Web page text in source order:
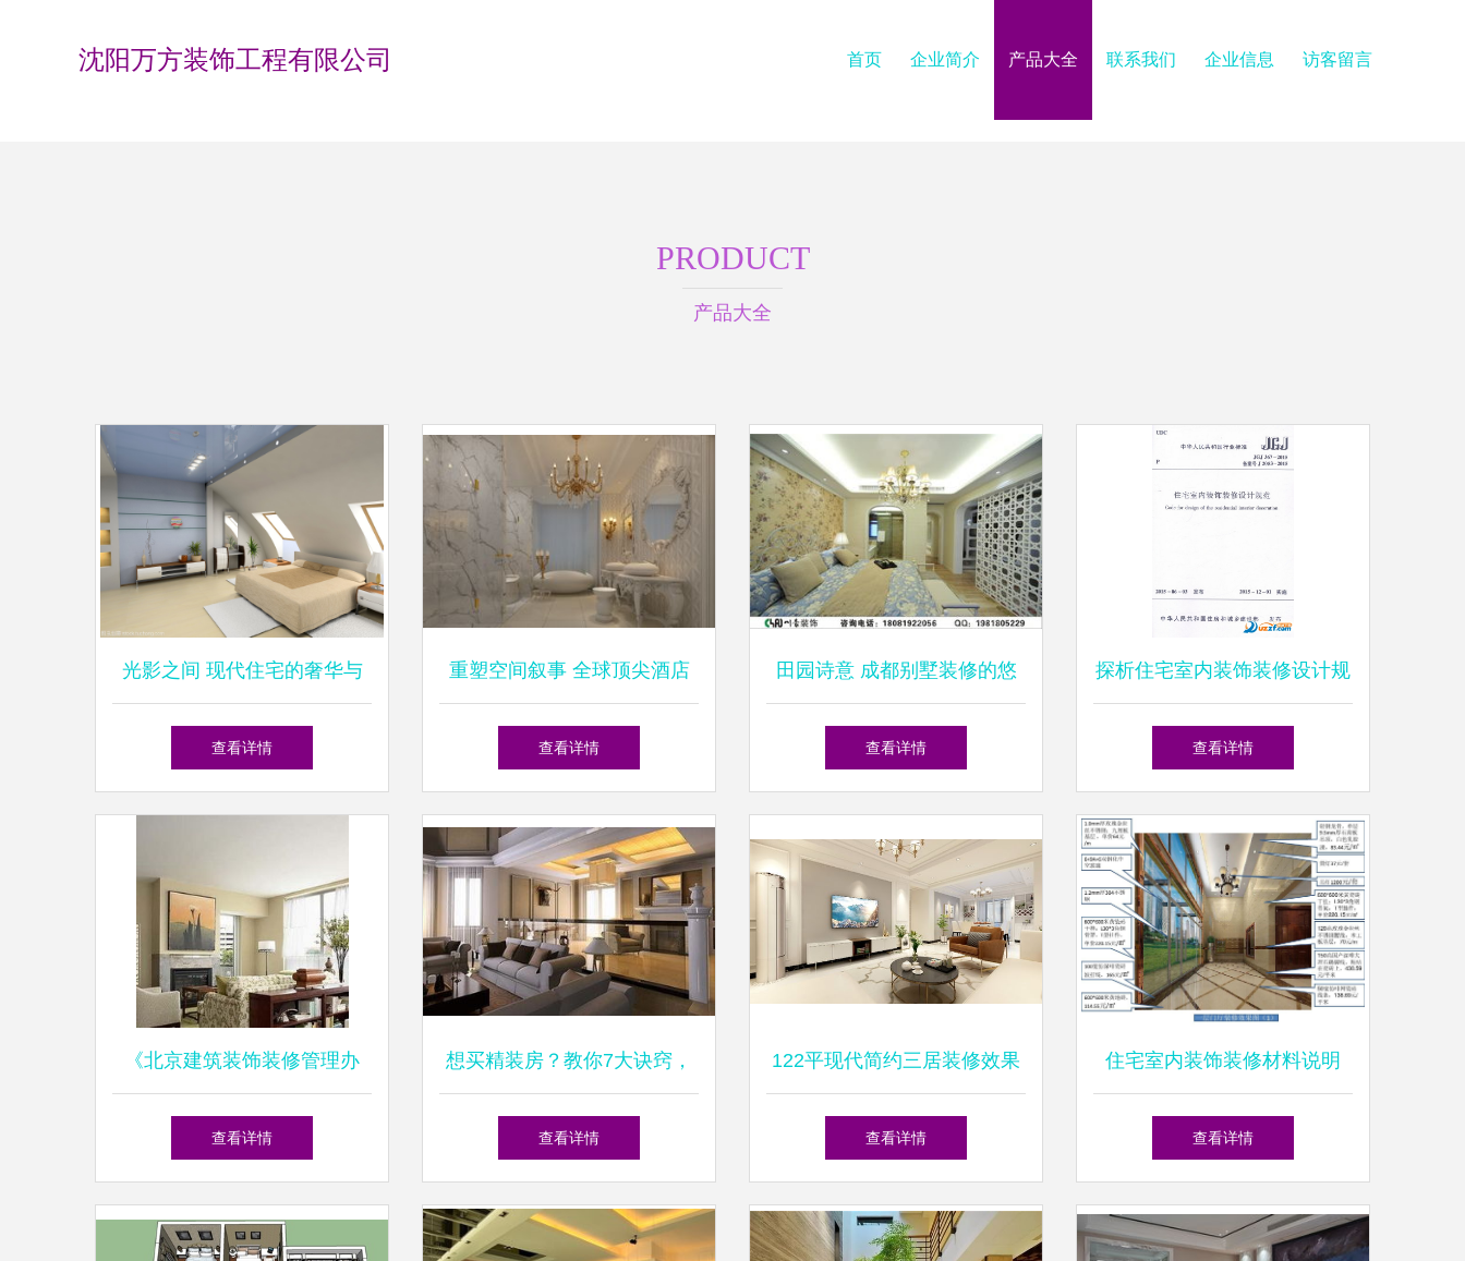
沈阳万方装饰工程有限公司 首页 企业简介 产品大全 联系我们 企业信息 访客留言
PRODUCT
产品大全
光影之间 现代住宅的奢华与
生活艺术
查看详情
重塑空间叙事 全球顶尖酒店
设计师及其标志性作品
查看详情
田园诗意 成都别墅装修的悠
然境界
查看详情
探析住宅室内装饰装修设计规
范JGJ 367-2015的核心要点
查看详情
《北京建筑装饰装修管理办
法》与住宅室内装饰装修解析
查看详情
想买精装房？教你7大诀窍，
注意4大问题不怕被忽悠
查看详情
122平现代简约三居装修效果
案例 平衡美学与实用性的生
查看详情
住宅室内装饰装修材料说明
查看详情